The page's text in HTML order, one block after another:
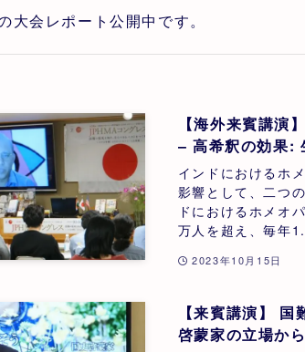
会レポート公開中です。
【海外来賓講演
– 高希釈の効果:
スクル研究所) |
インドにおけるホ
影響として、二つ
ドにおけるホメオ
万人を超え、毎年
2023年10月15日
【来賓講演】